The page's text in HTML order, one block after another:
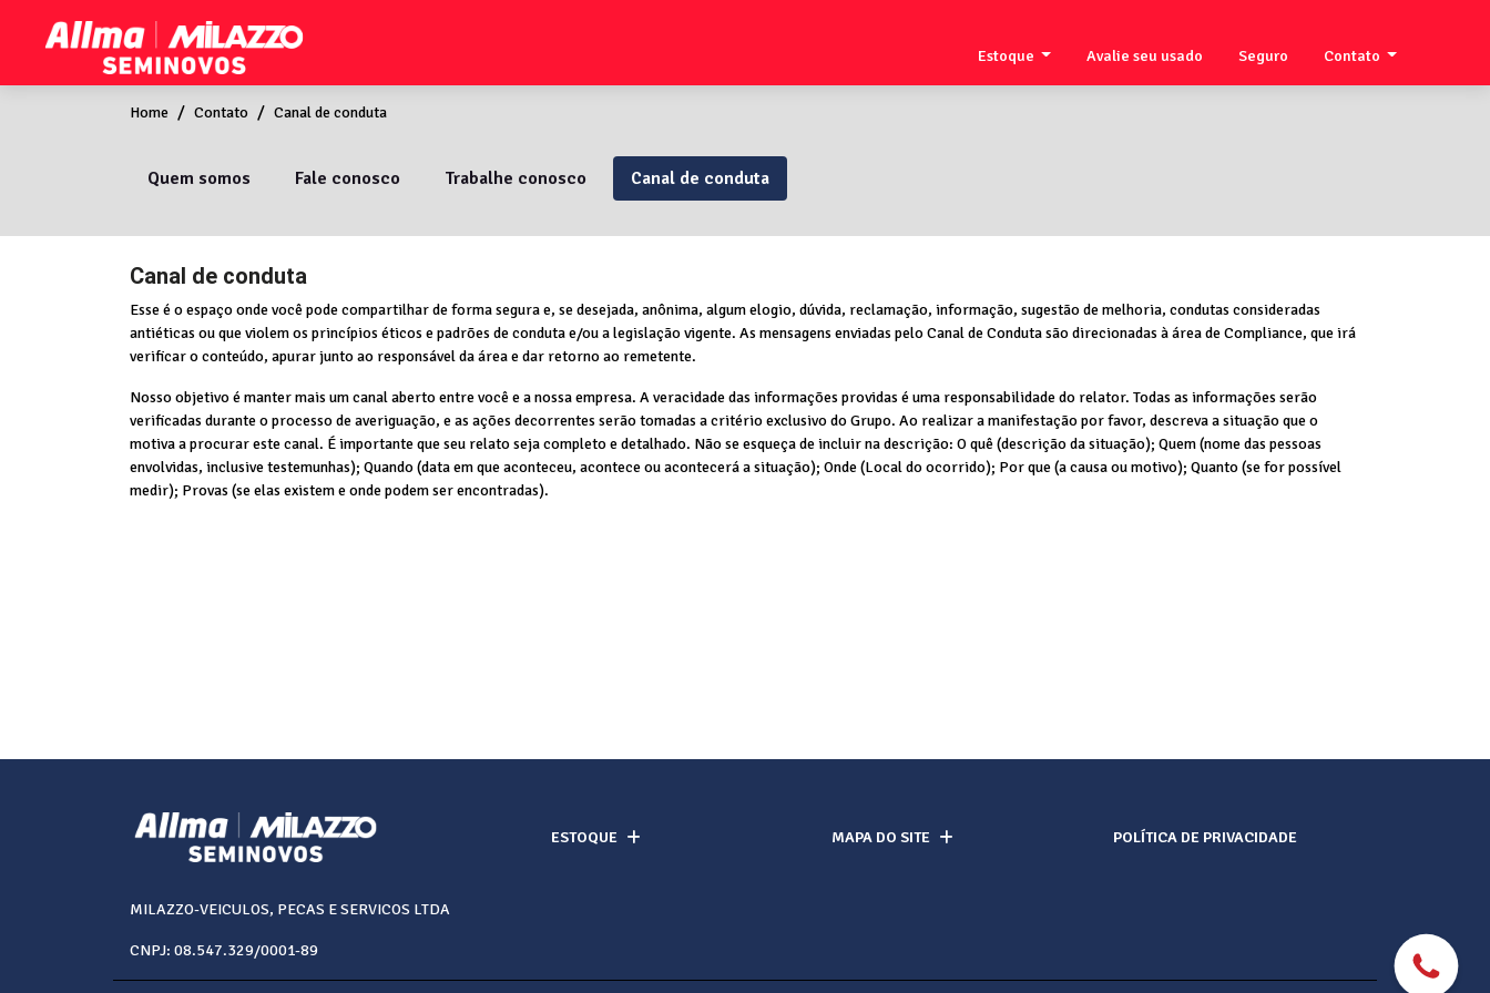
Estoque Avalie seu usado Seguro Contato
Home Contato Canal de conduta
Quem somos Fale conosco Trabalhe conosco Canal de conduta
Canal de conduta
Esse é o espaço onde você pode compartilhar de forma segura e, se desejada, anônima, algum elogio, dúvida, reclamação, informação, sugestão de melhoria, condutas consideradas
antiéticas ou que violem os princípios éticos e padrões de conduta e/ou a legislação vigente. As mensagens enviadas pelo Canal de Conduta são direcionadas à área de Compliance, que irá
verificar o conteúdo, apurar junto ao responsável da área e dar retorno ao remetente.
Nosso objetivo é manter mais um canal aberto entre você e a nossa empresa. A veracidade das informações providas é uma responsabilidade do relator. Todas as informações serão
verificadas durante o processo de averiguação, e as ações decorrentes serão tomadas a critério exclusivo do Grupo. Ao realizar a manifestação por favor, descreva a situação que o
motiva a procurar este canal. É importante que seu relato seja completo e detalhado. Não se esqueça de incluir na descrição: O quê (descrição da situação); Quem (nome das pessoas
envolvidas, inclusive testemunhas); Quando (data em que aconteceu, acontece ou acontecerá a situação); Onde (Local do ocorrido); Por que (a causa ou motivo); Quanto (se for possível
medir); Provas (se elas existem e onde podem ser encontradas).
ESTOQUE MAPA DO SITE POLÍTICA DE PRIVACIDADE
MILAZZO-VEICULOS, PECAS E SERVICOS LTDA
CNPJ: 08.547.329/0001-89